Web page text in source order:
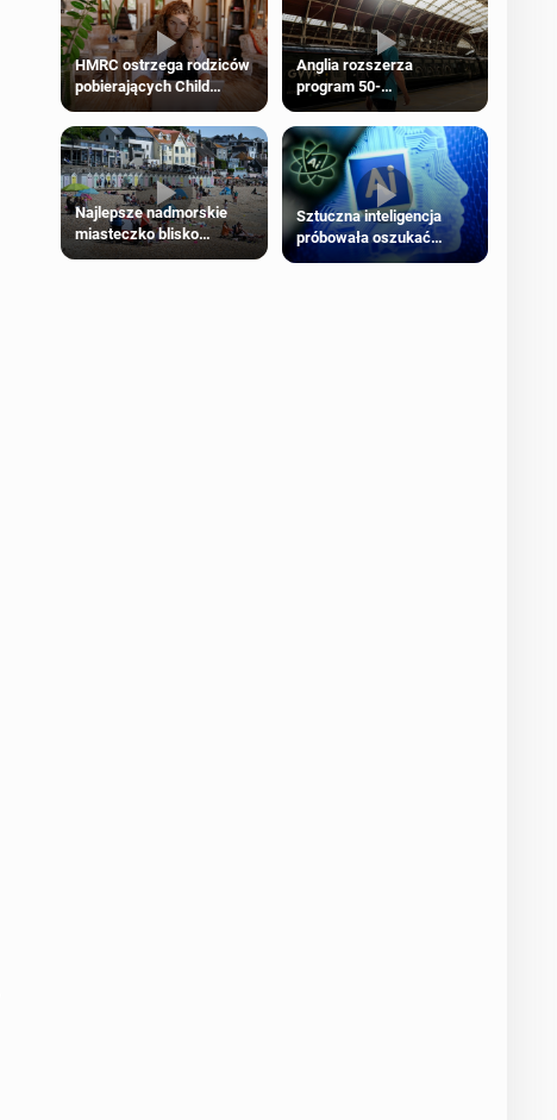
HMRC ostrzega rodziców
pobierających Child
Benefit. Mogą być
zobowiązani do zwrotu
zasiłku
Anglia rozszerza
program 50-
procentowych zniżek
kolejowych na 18-latków
Najlepsze nadmorskie
miasteczko blisko
Sztuczna inteligencja
próbowała oszukać
człowieka